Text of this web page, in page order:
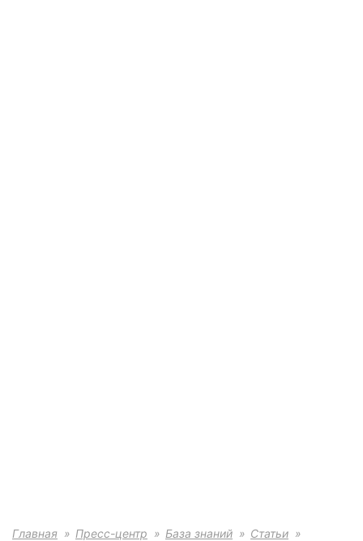
Главная Пресс-центр База знаний
Статьи